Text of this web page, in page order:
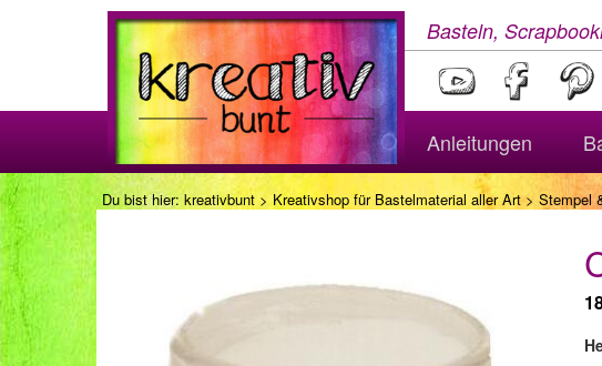
Basteln,
Anleitungen
Du bist hier: kreativbunt > Kreativshop für Bastelmaterial aller Art> Stempel